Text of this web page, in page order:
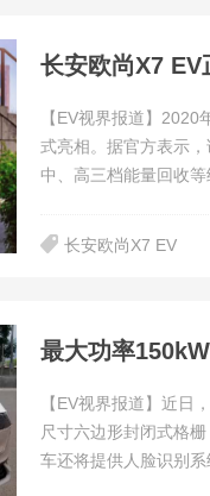
长安欧尚X7 EV
【EV视界报道】
式亮相。据官方表示
中、高三档能量回收
长安欧尚X7 EV
最大功率
【EV视界报道】近日
尺寸六边形封闭式格
车还将提供人脸识别系